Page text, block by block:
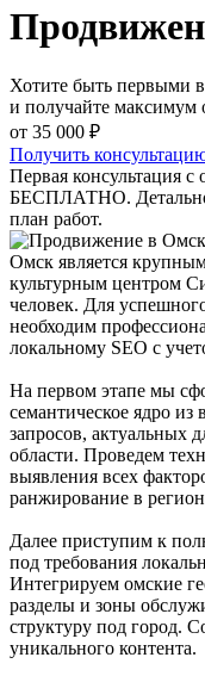
Хотите быть первыми
и получайте максимум
от 35 000 ₽
Получить
Первая консультация
БЕСПЛАТНО. Детально
план работ.
Омск является
культурным центром
человек. Для
необходим
локальному SEO с
На первом этапе мы
семантическое ядро
запросов, актуальных
области. Проведем
выявления всех
ранжирование в
Далее приступим к
под требования
Интегрируем омские
разделы и зоны
структуру под город.
уникального контента.